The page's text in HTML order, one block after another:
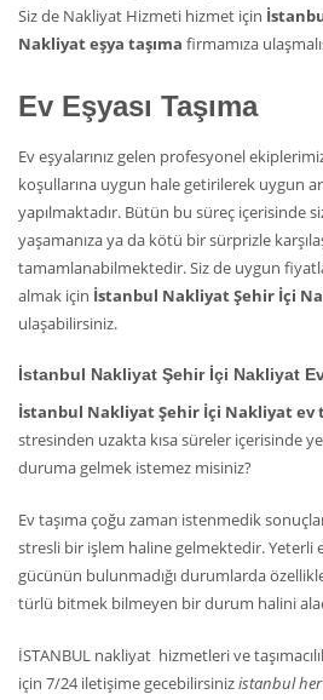
Siz de Nakliyat Hizmeti hizmet için
Nakliyat eşya taşıma firmamıza
Ev Eşyası Taşıma
Ev eşyalarınız gelen profesyonel
koşullarına uygun hale getirilerek uygun
yapılmaktadır. Bütün bu süreç içerisinde
yaşamanıza ya da kötü bir sürprizle
tamamlanabilmektedir. Siz de uygun
almak için İstanbul Nakliyat Şehir İçi
ulaşabilirsiniz.
İstanbul Nakliyat Şehir İçi Nakliyat Ev
İstanbul Nakliyat Şehir İçi Nakliyat ev
stresinden uzakta kısa süreler içerisinde
duruma gelmek istemez misiniz?
Ev taşıma çoğu zaman istenmedik
stresli bir işlem haline gelmektedir. Yeterli
gücünün bulunmadığı durumlarda
türlü bitmek bilmeyen bir durum halini
İSTANBUL nakliyat hizmetleri ve
için 7/24 iletişime gecebilirsinizistanbul